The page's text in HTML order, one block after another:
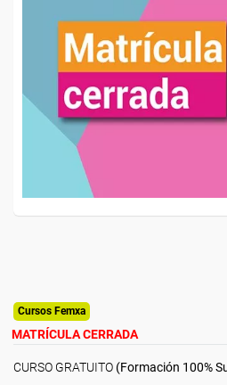
Cursos Femxa
MATRÍCULA CERRADA
CURSO GRATUITO (Formación 100%